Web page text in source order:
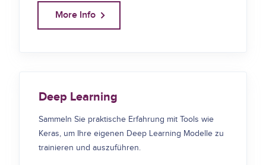
More Info
Deep Learning
Sammeln Sie praktische Erfahrung mit Tools wie
Keras, um Ihre eigenen Deep Learning Modelle zu
trainieren und auszuführen.